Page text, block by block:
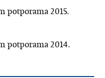
potporama 2015.
potporama 2014.